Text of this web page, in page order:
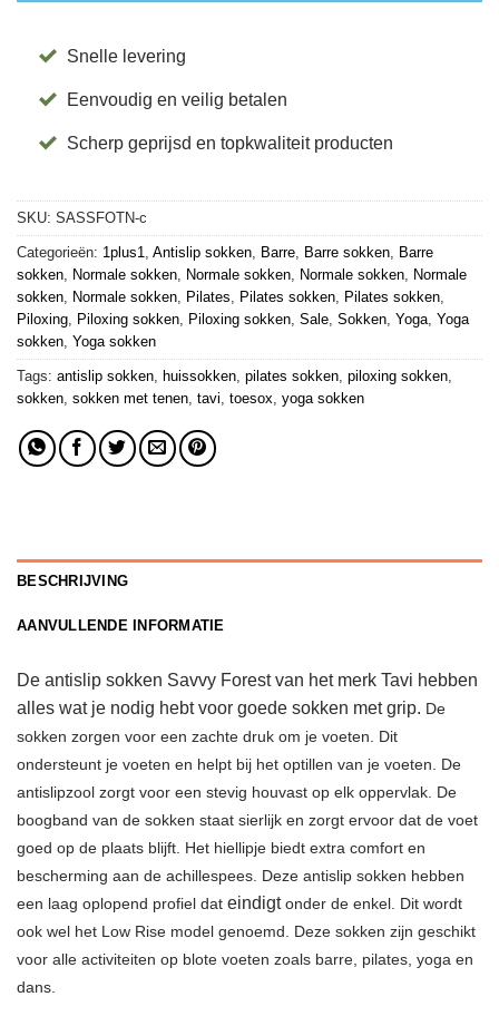
Snelle levering
Eenvoudig en veilig betalen
Scherp geprijsd en topkwaliteit producten
SKU: SASSFOTN-c
Categorieën: 1plus1 Antislip sokken Barre Barre sokken
Barre
sokken
Normale sokken Normale sokken Normale sokken
Normale
sokken
Normale sokken Pilates Pilates sokken Pilates sokken
Piloxing
Piloxing sokken Piloxing sokken Sale Sokken Yoga Yoga
sokken Yoga sokken
Tags: antislip sokken huissokken pilates sokken piloxing sokken
sokken sokken met tenen tavi toesox yoga sokken
BESCHRIJVING
AANVULLENDE INFORMATIE
De antislip sokken Savvy Forest van het merk Tavi hebben
alles wat je nodig hebt voor goede sokken met grip. De
sokken zorgen voor een zachte druk om je voeten. Dit
ondersteunt je voeten en helpt bij het optillen van je voeten. De
antislipzool zorgt voor een stevig houvast op elk oppervlak. De
boogband van de sokken staat sierlijk en zorgt ervoor dat de voet
goed op de plaats blijft. Het hiellipje biedt extra comfort en
bescherming aan de achillespees. Deze antislip sokken hebben
een laag oplopend profiel dat eindigtonder de enkel. Dit wordt
ook wel het Low Rise model genoemd. Deze sokken zijn geschikt
voor alle activiteiten op blote voeten zoals barre, pilates, yoga en
dans.